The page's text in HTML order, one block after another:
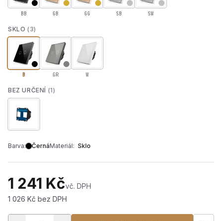
BB GB GG SB SW
SKLO (3)
B GR W
BEZ URČENÍ (1)
Barva: ČernáMateriál: Sklo
1 241 Kčvč. DPH
1 026 Kč bez DPH